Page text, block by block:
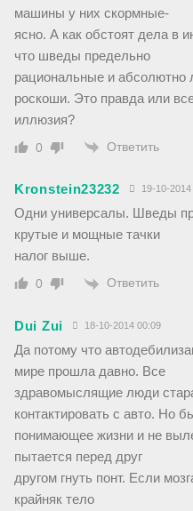
машины у них скормные-
ясно. А как обстоят дела в
что шведы предельно
рациональные и абсолютно
роскоши. Это правда или
иллюзия?
0 Ответить
Kronstein23232 19-10-
Одни универсалы. Шведы
крутые и мощные тачки
налог выше.
0 Ответить
Dui Zui 18-10-2014 00:09
Да потому что
мире прошла давно. Все
здравомыслящие люди
контактировать с авто. Но
понимающее жизни и не
пытается перед друг
другом гнуть понт. Если
крайняк тело